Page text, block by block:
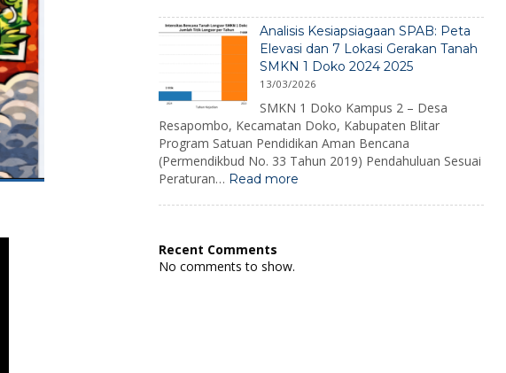
2026
Analisis Kesiapsiagaan SPAB: Peta
Elevasi dan 7 Lokasi Gerakan Tanah
SMKN 1 Doko 2024 2025
13/03/2026
SMKN 1 Doko Kampus 2 – Desa
Resapombo, Kecamatan Doko, Kabupaten Blitar
Program Satuan Pendidikan Aman Bencana
(Permendikbud No. 33 Tahun 2019) Pendahuluan Sesuai
Peraturan… Read more:
Kesiapsiagaan
Recent Comments
No comments to show.